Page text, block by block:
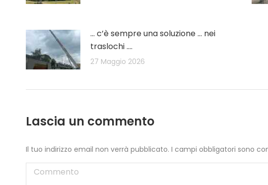
… c’è sempre una soluzione … nei
traslochi ….
27 Maggio 2026
Lascia un commento
Il tuo indirizzo email non verrà pubblicato. I campi obbligatori sono
Commento